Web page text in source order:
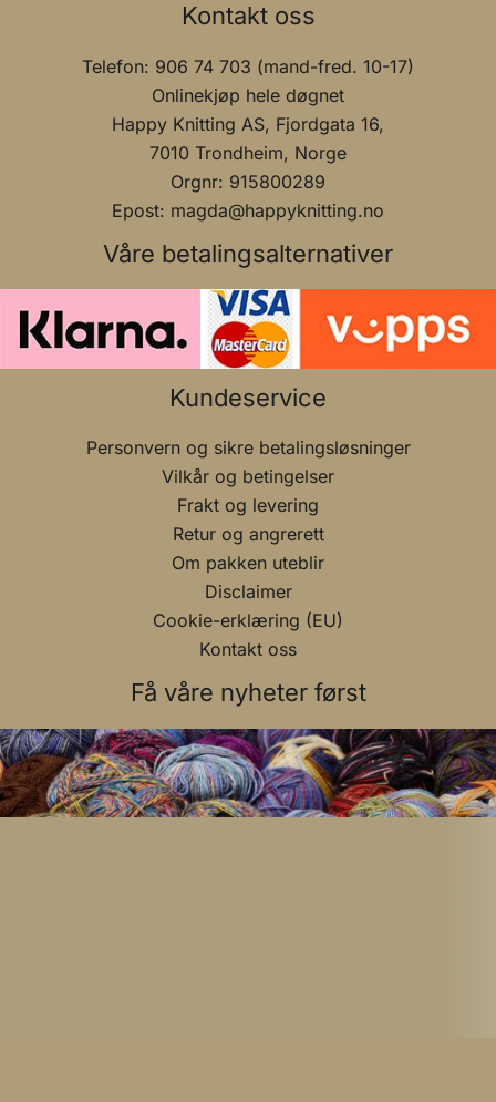
Kontakt oss
Telefon: 906 74 703 (mand-fred. 10-17)
Onlinekjøp hele døgnet
Happy Knitting AS, Fjordgata 16,
7010 Trondheim, Norge
Orgnr: 915800289
Epost: magda@happyknitting.no
Våre betalingsalternativer
Kundeservice
Personvern og sikre betalingsløsninger
Vilkår og betingelser
Frakt og levering
Retur og angrerett
Om pakken uteblir
Disclaimer
Cookie-erklæring (EU)
Kontakt oss
Få våre nyheter først